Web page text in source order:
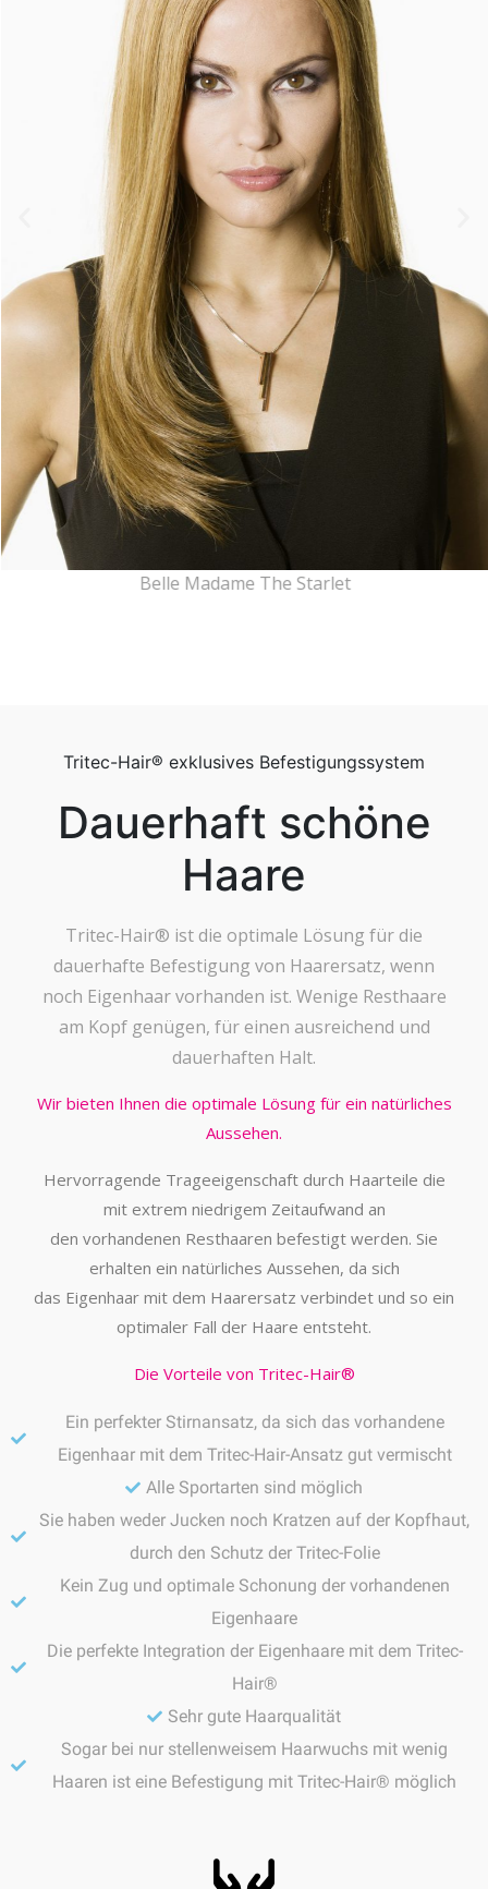
Belle Madame The Starlet
Tritec-Hair® exklusives Befestigungssystem
Dauerhaft schöne
Haare
Tritec-Hair® ist die optimale Lösung für die
dauerhafte Befestigung von Haarersatz, wenn
noch Eigenhaar vorhanden ist. Wenige Resthaare
am Kopf genügen, für einen ausreichend und
dauerhaften Halt.
Wir bieten Ihnen die optimale Lösung für ein natürliches
Aussehen.
Hervorragende Trageeigenschaft durch Haarteile die
mit extrem niedrigem Zeitaufwand an
den vorhandenen Resthaaren befestigt werden. Sie
erhalten ein natürliches Aussehen, da sich
das Eigenhaar mit dem Haarersatz verbindet und so ein
optimaler Fall der Haare entsteht.
Die Vorteile von Tritec-Hair®
Ein perfekter Stirnansatz, da sich das vorhandene
Eigenhaar mit dem Tritec-Hair-Ansatz gut vermischt
Alle Sportarten sind möglich
Sie haben weder Jucken noch Kratzen auf der Kopfhaut,
durch den Schutz der Tritec-Folie
Kein Zug und optimale Schonung der vorhandenen
Eigenhaare
Die perfekte Integration der Eigenhaare mit dem Tritec-
Hair®
Sehr gute Haarqualität
Sogar bei nur stellenweisem Haarwuchs mit wenig
Haaren ist eine Befestigung mit Tritec-Hair® möglich